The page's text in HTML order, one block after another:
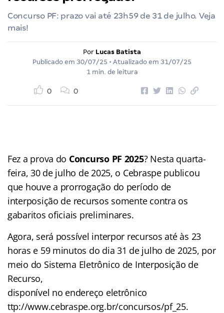
Concurso PF: prazo vai até 23h59 de 31 de julho. Veja
mais!
Por Lucas Batista
Publicado em 30/07/25 • Atualizado em 31/07/25
1 min. de leitura
0 0
Fez a prova do Concurso PF 2025? Nesta quarta-
feira, 30 de julho de 2025, o Cebraspe publicou
que houve a prorrogação do período de
interposição de recursos somente contra os
gabaritos oficiais preliminares.
Agora, será possível interpor recursos até às 23
horas e 59 minutos do dia 31 de julho de 2025, por
meio do Sistema Eletrônico de Interposição de
Recurso,
disponível no endereço eletrônico
ttp://www.cebraspe.org.br/concursos/pf_25.